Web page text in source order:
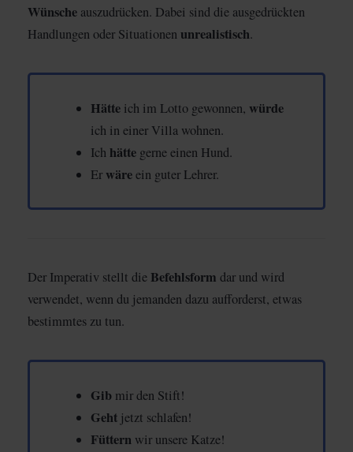
Wünsche auszudrücken. Dabei sind die ausgedrückten
Handlungen oder Situationen unrealistisch.
Hätte ich im Lotto gewonnen, würde
ich in einer Villa wohnen.
Ich hätte gerne einen Hund.
Er wäreein guter Lehrer.
Der Imperativ stellt die Befehlsform dar und wird
verwendet, wenn du jemanden dazu aufforderst, etwas
bestimmtes zu tun.
Gib mir den Stift!
Geht jetzt schlafen!
Füttern wir unsere Katze!